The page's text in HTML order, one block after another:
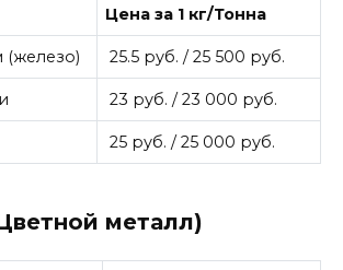
Цена за 1 кг/Тонна
(железо) 25.5 руб. / 25 500 руб.
23 руб. / 23 000 руб.
25 руб. / 25 000 руб.
металл)